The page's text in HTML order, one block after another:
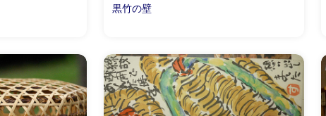
黒竹の壁